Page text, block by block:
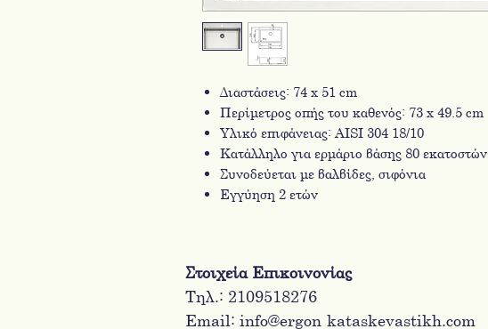
Διαστάσεις: 74 x 51 cm
Περίμετρος οπής του καθενός: 73 x 49.5 cm
Υλικό επιφάνειας: AISI 304 18/10
Κατάλληλο για ερμάριο βάσης 80 εκατοστών
Συνοδεύεται με βαλβίδες, σιφόνια
Εγγύηση 2 ετών
Στοιχεία Επικοινονίας
Τηλ.: 2109518276
Email: info@ergon-kataskevastikh.com